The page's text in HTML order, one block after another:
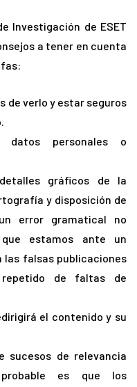
Investigación de ESET
a tener en cuenta
de verlo y estar seguros
personales o
gráficos de la
y disposición de
error gramatical no
que estamos ante un
las falsas publicaciones
de faltas de
el contenido y su
sucesos de relevancia
es que los